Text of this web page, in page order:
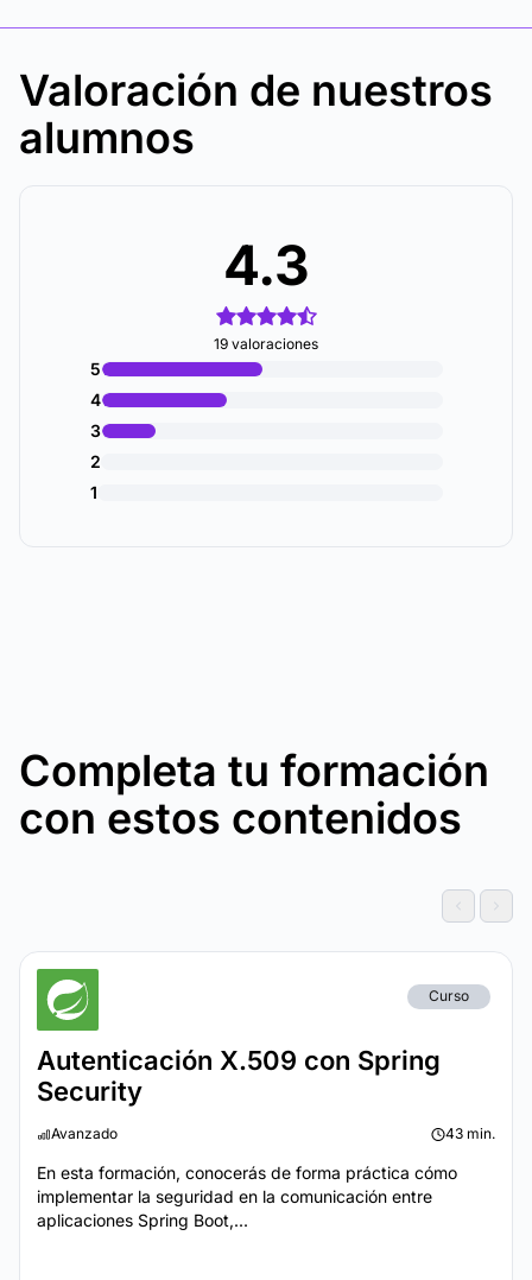
Valoración de nuestros
alumnos
4.3
19 valoraciones
5
4
3
2
1
Completa tu formación
con estos contenidos
Curso
Autenticación X.509 con Spring
Security
Avanzado 43 min.
En esta formación, conocerás de forma práctica cómo
implementar la seguridad en la comunicación entre
aplicaciones Spring Boot,...